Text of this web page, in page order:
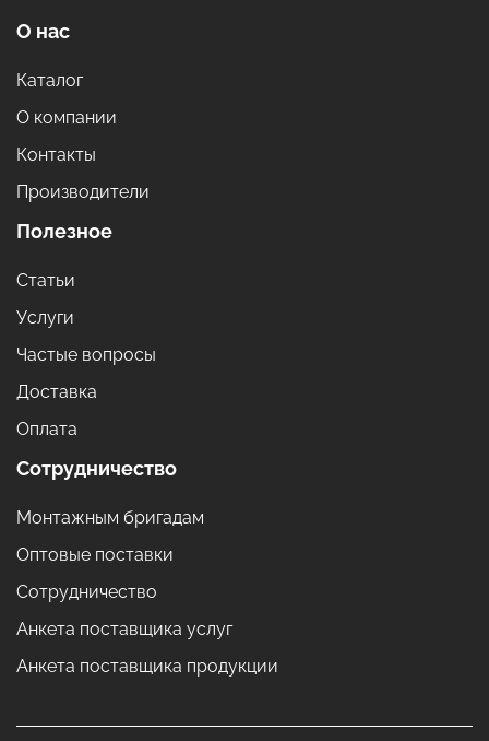
О нас
Каталог
О компании
Контакты
Производители
Полезное
Статьи
Услуги
Частые вопросы
Доставка
Оплата
Сотрудничество
Монтажным бригадам
Оптовые поставки
Сотрудничество
Анкета поставщика услуг
Анкета поставщика продукции